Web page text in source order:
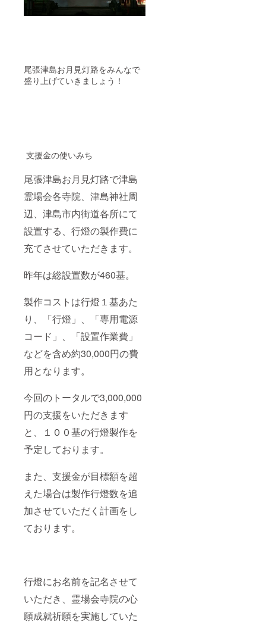
尾張津島お月見灯路をみんなで
盛り上げていきましょう！
支援金の使いみち
尾張津島お月見灯路で津島
霊場会各寺院、津島神社周
辺、津島市内街道各所にて
設置する、行燈の製作費に
充てさせていただきます。
昨年は総設置数が460基。
製作コストは行燈１基あた
り、「行燈」、「専用電源
コード」、「設置作業費」
などを含め約30,000円の費
用となります。
今回のトータルで3,000,000
円の支援をいただきます
と、１００基の行燈製作を
予定しております。
また、支援金が目標額を超
えた場合は製作行燈数を追
加させていただく計画をし
ております。
行燈にお名前を記名させて
いただき、霊場会寺院の心
願成就祈願を実施していた